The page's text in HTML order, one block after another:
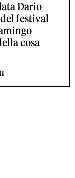
Dario
festival
cosa